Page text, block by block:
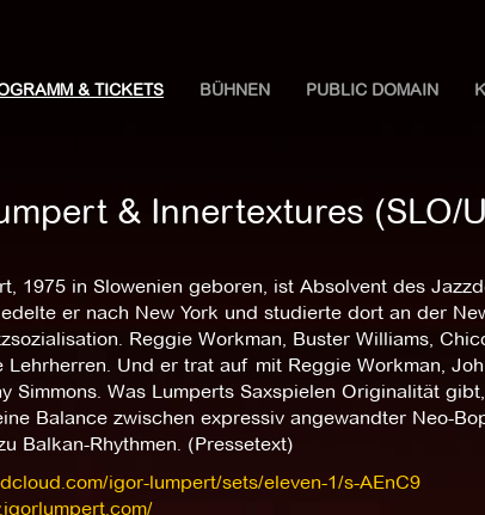
& TICKETS BÜHNEN PUBLIC DOMAIN
& Innertextures (SLO/
1975 in Slowenien geboren, ist Absolvent des
er nach New York und studierte dort an der
Reggie Workman, Buster Williams,
Lehrherren. Und er trat auf mit Reggie Workman,
Simmons. Was Lumperts Saxspielen Originalität
Balance zwischen expressiv angewandter Neo-
Balkan-Rhythmen. (Pressetext)
igor-lumpert/sets/eleven-1/s-AEnC9